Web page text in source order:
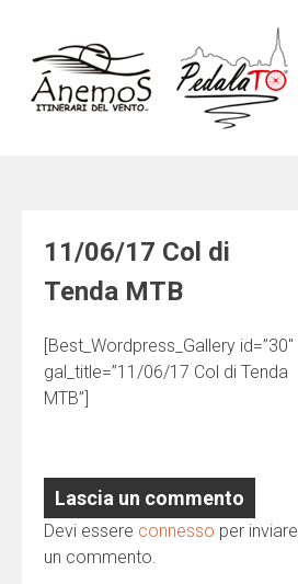
content
11/06/17 Col di
Tenda MTB
[Best_Wordpress_Gallery id=”30″
gal_title=”11/06/17 Col di Tenda
MTB”]
Lascia un commento
Devi essere connesso per inviare
un commento.